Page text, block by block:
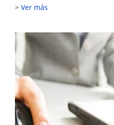
Ver más